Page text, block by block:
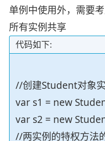
单例中使用外，需要
所有实例共享
代码如下:
//创建Student对象
var s1 = new
var s2 = new
//两实例的特权方法